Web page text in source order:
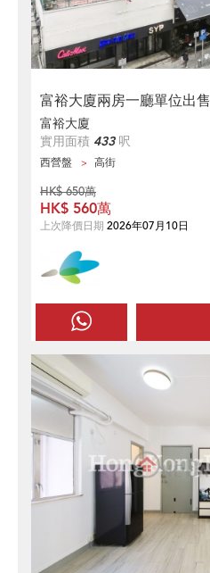
富裕大廈兩房一廳單位出售
富裕大廈
實用面積 433呎
西營盤 高街
HK$ 650萬
HK$ 560萬
上次降價日期 2026年07月10日